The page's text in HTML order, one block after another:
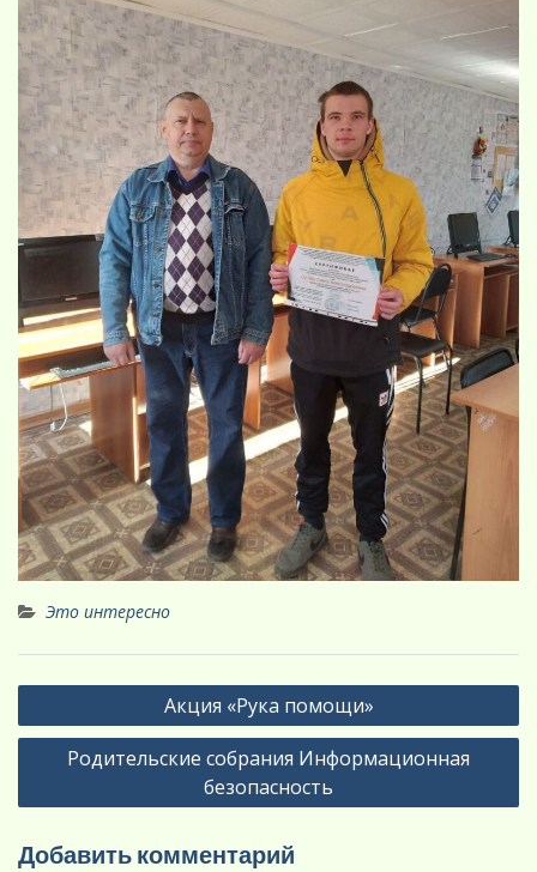
Это интересно
Навигация
по
записям
Акция «Рука помощи»
Родительские собрания Информационная
безопасность
Добавить комментарий